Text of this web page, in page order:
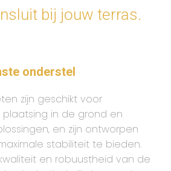
bij jouw terras.
onderstel
zijn geschikt voor
in de grond en
en zijn ontworpen
stabiliteit te bieden.
en robuustheid van de